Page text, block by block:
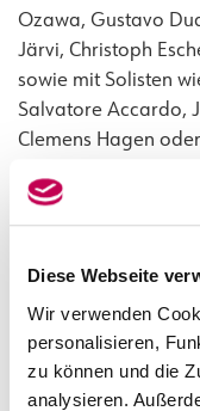
Diese Webseite
Wir verwenden
personalisieren,
zu können und die
analysieren.
Ozawa, Gustavo
Järvi, Christoph
sowie mit Solisten
Salvatore Accardo,
Clemens Hagen
Elbphilharmonie
kammermusikalisch
als Solo-Klarinettist
ist er Solo-
Orchesters und